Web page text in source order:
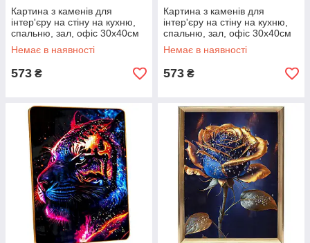
Картина з каменів для
інтер'єру на стіну на кухню,
спальню, зал, офіс 30х40см
«Золота квітка»
Немає в наявності
573 ₴
Картина з каменів для
інтер'єру на стіну на кухню,
спальню, зал, офіс 30х40см
«Тигр №-2»
Немає в наявності
573 ₴